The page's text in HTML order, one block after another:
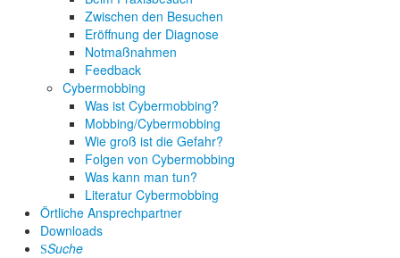
Zwischen den Besuchen
Eröffnung der Diagnose
Notmaßnahmen
Feedback
Cybermobbing
Was ist Cybermobbing?
Mobbing/Cybermobbing
Wie groß ist die Gefahr?
Folgen von Cybermobbing
Was kann man tun?
Literatur Cybermobbing
Örtliche Ansprechpartner
Downloads
Suche